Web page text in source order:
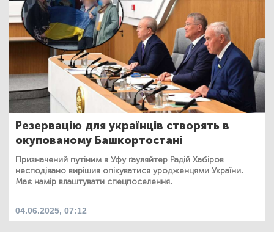
Резервацію для українців створять в
окупованому Башкортостані
Призначений путіним в Уфу ґауляйтер Радій Хабіров
несподівано вирішив опікуватися уродженцями України.
Має намір влаштувати спецпоселення.
04.06.2025, 07:12